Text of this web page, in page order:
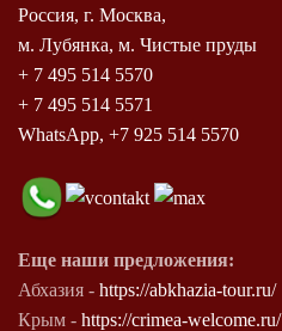
Россия, г. Москва,
м. Лубянка, м. Чистые пруды
+ 7 495 514 5570
+ 7 495 514 5571
WhatsApp, +7 925 514 5570
Еще наши предложения:
Абхазия - https://abkhazia-tour.ru/
Крым - https://crimea-welcome.ru/